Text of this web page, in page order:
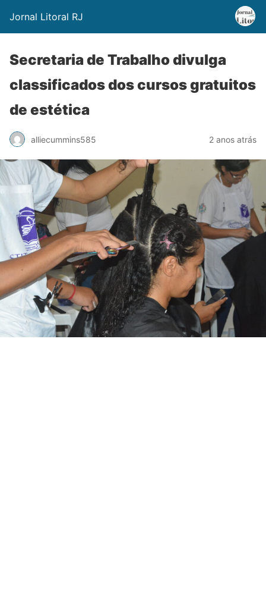
Jornal Litoral RJ
Secretaria de Trabalho divulga
classificados dos cursos gratuitos
de estética
alliecummins585 2 anos atrás